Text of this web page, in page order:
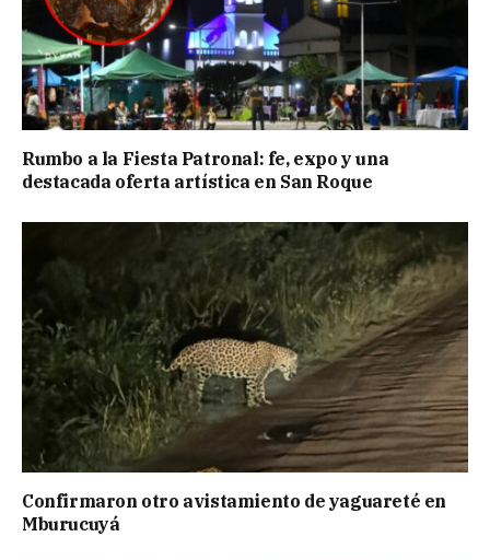
Rumbo a la Fiesta Patronal: fe, expo y una
destacada oferta artística en San Roque
Confirmaron otro avistamiento de yaguareté en
Mburucuyá